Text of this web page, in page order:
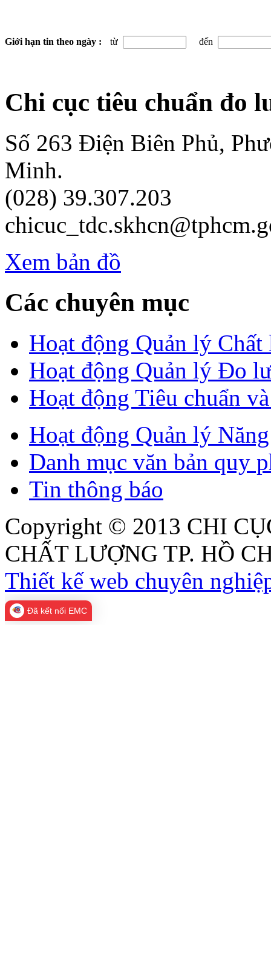
Giới hạn tin theo ngày : từ đến
Chi cục tiêu chuẩn đo
Số 263 Điện Biên Phủ,
Minh.
(028) 39.307.203
Xem bản đồ
Các chuyên mục
Hoạt động Quản lý
Hoạt động Quản lý Đo
Hoạt động Tiêu chuẩn
Hoạt động Quản lý
Danh mục văn bản quy
Tin thông báo
Copyright © 2013 CHI
CHẤT LƯỢNG TP. HỒ
Thiết kế web chuyên
Đã kết nối EMC